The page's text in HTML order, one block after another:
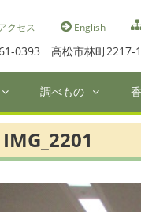
クセス English
0393 高松市林町
調べもの
IMG_2201